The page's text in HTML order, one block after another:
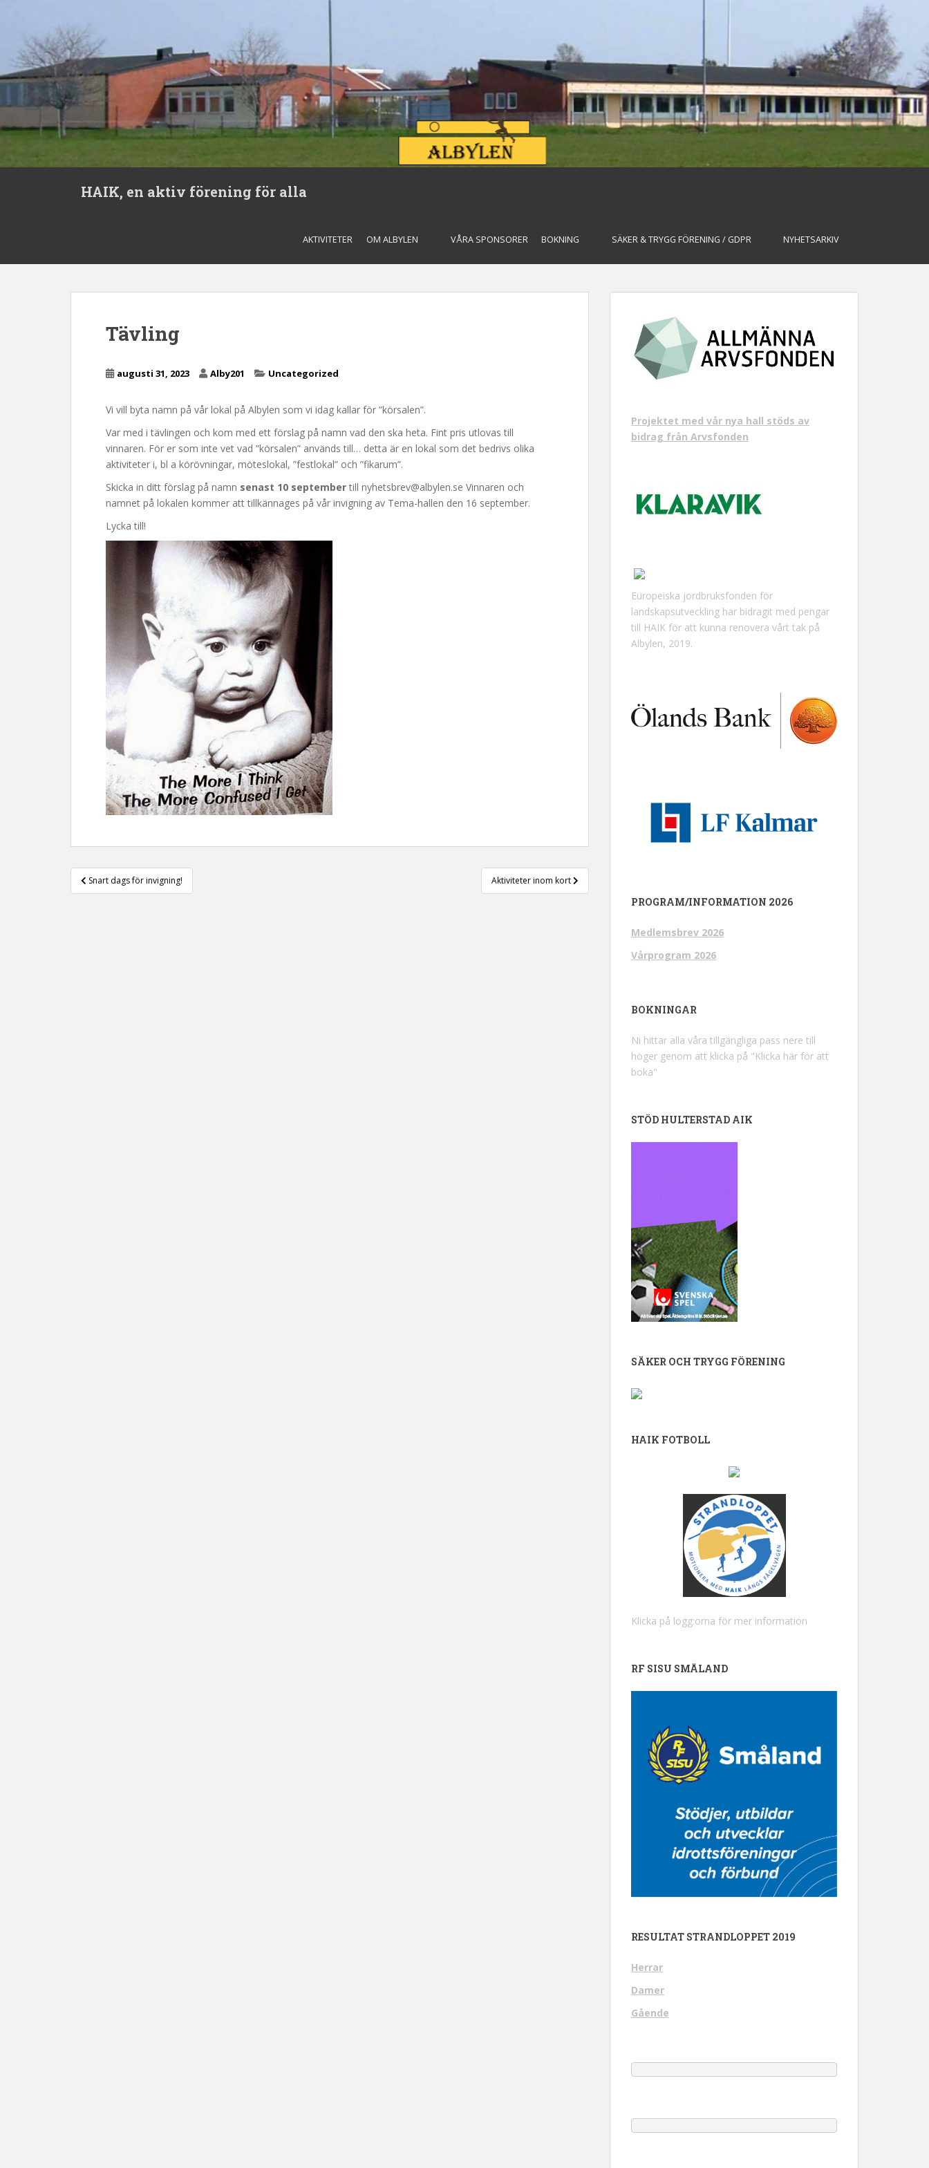
HAIK, en aktiv förening för alla
AKTIVITETER OM ALBYLEN VÅRA SPONSORER BOKNING SÄKER & TRYGG FÖRENING / GDPR NYHETSARKIV
Tävling
augusti 31, 2023 Alby201 Uncategorized
Vi vill byta namn på vår lokal på Albylen som vi idag kallar för ”körsalen”.
Var med i tävlingen och kom med ett förslag på namn vad den ska heta. Fint pris utlovas till
vinnaren. För er som inte vet vad ”körsalen” används till… detta är en lokal som det bedrivs olika
aktiviteter i, bl a körövningar, möteslokal, ”festlokal” och ”fikarum”.
Skicka in ditt förslag på namn senast 10 september till nyhetsbrev@albylen.se Vinnaren och
namnet på lokalen kommer att tillkännages på vår invigning av Tema-hallen den 16 september.
Lycka till!
Inläggsnavigering
Snart dags för invigning! Aktiviteter inom kort
Projektet med vår nya hall stöds av
bidrag från Arvsfonden
Europeiska jordbruksfonden för
landskapsutveckling har bidragit med pengar
till HAIK för att kunna renovera vårt tak på
Albylen, 2019.
PROGRAM/INFORMATION 2026
Medlemsbrev 2026
Vårprogram 2026
BOKNINGAR
Ni hittar alla våra tillgängliga pass nere till
höger genom att klicka på "Klicka här för att
boka"
STÖD HULTERSTAD AIK
SÄKER OCH TRYGG FÖRENING
HAIK FOTBOLL
Klicka på logg:orna för mer information
RF SISU SMÅLAND
RESULTAT STRANDLOPPET 2019
Herrar
Damer
Gående